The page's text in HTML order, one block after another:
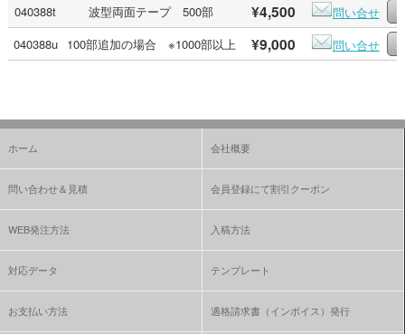
040388t
波型両面テープ 500部 ¥4,500
問い合せ
040388u 100部追加の場合 ※1000部以上 ¥9,000 問い合せ
ホーム 会社概要
問い合わせ＆見積 会員登録にて割引クーポン
WEB発注方法 入稿方法
対応データ テンプレート
お支払い方法 適格請求書（インボイス）発行